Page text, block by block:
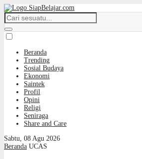
Beranda
Trending
Sosial Budaya
Ekonomi
Saintek
Profil
Opini
Religi
Seniraga
Share and Care
Sabtu, 08 Agu 2026
Beranda UCAS